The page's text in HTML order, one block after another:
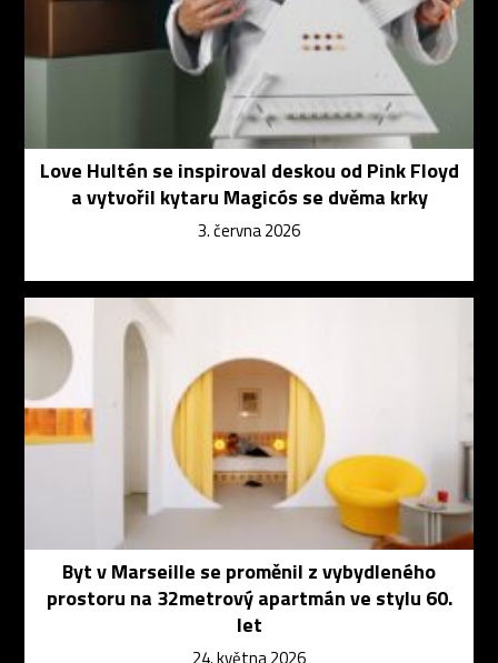
Love Hultén se inspiroval deskou od Pink Floyd
a vytvořil kytaru Magicós se dvěma krky
3. června 2026
Byt v Marseille se proměnil z vybydleného
prostoru na 32metrový apartmán ve stylu 60.
let